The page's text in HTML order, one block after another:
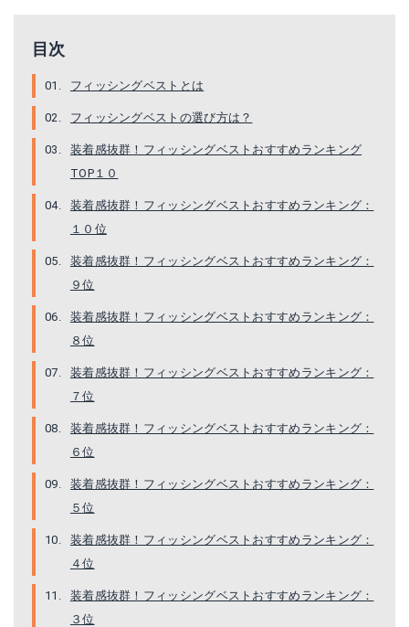
目次
フィッシングベストとは
フィッシングベストの選び方は？
装着感抜群！フィッシングベストおすすめランキング
TOP１０
装着感抜群！フィッシングベストおすすめランキング：
１０位
装着感抜群！フィッシングベストおすすめランキング：
９位
装着感抜群！フィッシングベストおすすめランキング：
８位
装着感抜群！フィッシングベストおすすめランキング：
７位
装着感抜群！フィッシングベストおすすめランキング：
６位
装着感抜群！フィッシングベストおすすめランキング：
５位
装着感抜群！フィッシングベストおすすめランキング：
４位
装着感抜群！フィッシングベストおすすめランキング：
３位
Amazonで詳細を見る
Yahoo!ショッピングで見る Yahoo!ショッピングで見る
DV-3408
Amazonで詳細を見る
楽天で詳細を見る
Yahoo!ショッピングで見る
Amazonで詳細を見る